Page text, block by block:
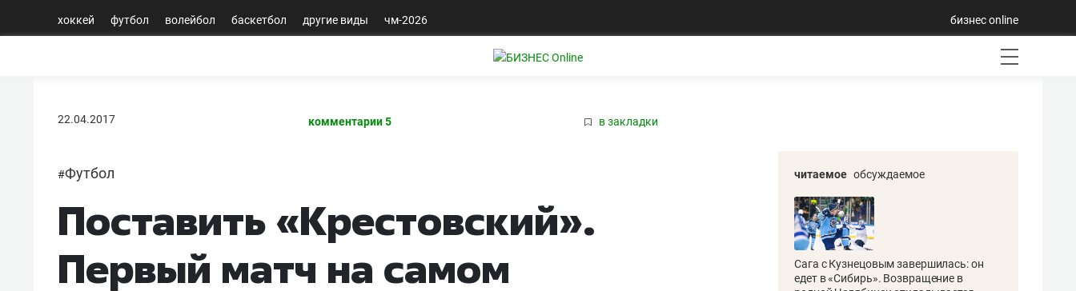
хоккей футбол волейбол баскетбол другие виды чм-2026 бизнес online
22.04.2017 комментарии 5 в закладки
#Футбол
Поставить «Крестовский».
Первый матч на самом
читаемое обсуждаемое
Сага с Кузнецовым завершилась: он
едет в «Сибирь». Возвращение в